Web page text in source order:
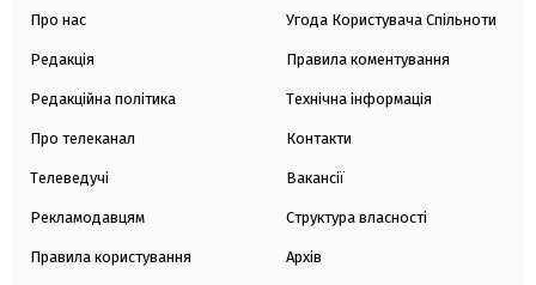
Про нас
Редакція
Редакційна політика
Про телеканал
Телеведучі
Рекламодавцям
Правила користування
Угода Користувача Спільноти
Правила коментування
Технічна інформація
Контакти
Вакансії
Структура власності
Архів